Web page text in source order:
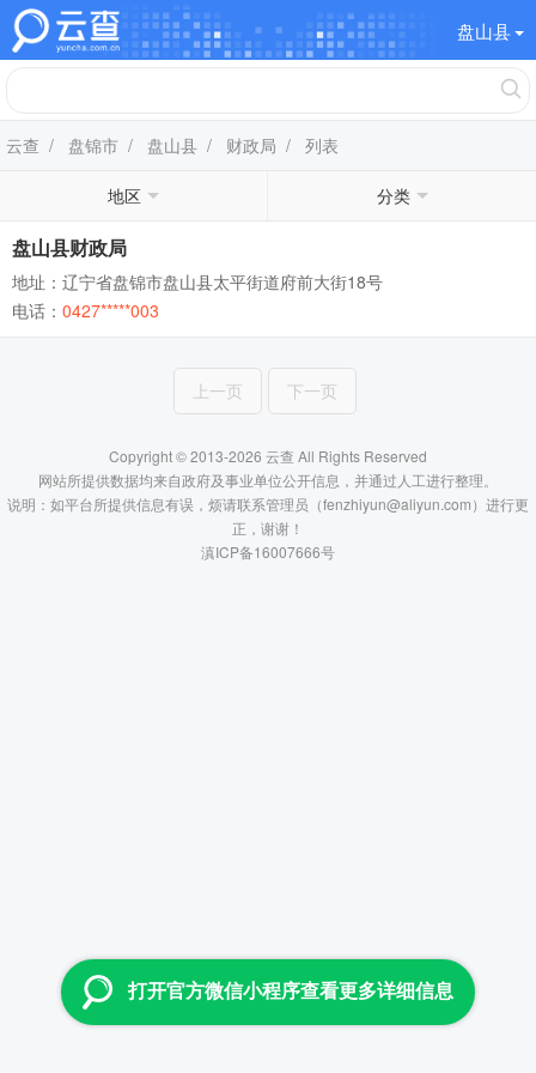
盘山县
云查 / 盘锦市 / 盘山县 / 财政局 / 列表
地区 分类
盘山县财政局
地址：辽宁省盘锦市盘山县太平街道府前大街18号
电话： 0427*****003
上一页 下一页
Copyright © 2013-2026 云查 All Rights Reserved
网站所提供数据均来自政府及事业单位公开信息，并通过人工进行整理。
说明：如平台所提供信息有误，烦请联系管理员（fenzhiyun@aliyun.com）进行更
正，谢谢！
滇ICP备16007666号
打开官方微信小程序查看更多详细信息